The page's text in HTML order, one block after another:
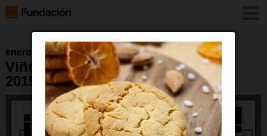
enero 2017
Viñeta del 16 de noviembre de
2015